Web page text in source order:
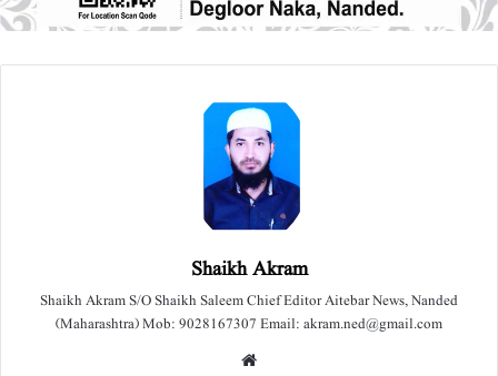
Shaikh Akram
Shaikh Akram S/O Shaikh Saleem Chief Editor Aitebar News, Nanded
(Maharashtra) Mob: 9028167307 Email: akram.ned@gmail.com